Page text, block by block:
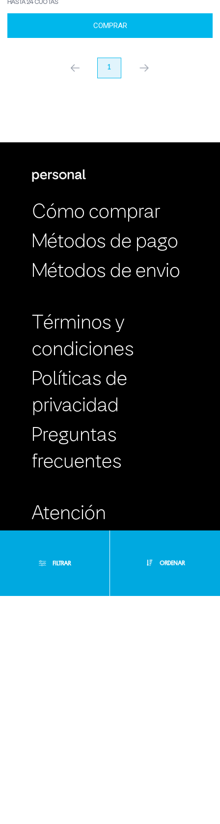
FILTRAR ORDENAR
HASTA 24 CUOTAS
COMPRAR
anterior 1 próximo
Cómo comprar
Métodos de pago
Métodos de envio
Términos y
condiciones
Políticas de
privacidad
Preguntas
frecuentes
Atención
Buzón de
Sugerencias